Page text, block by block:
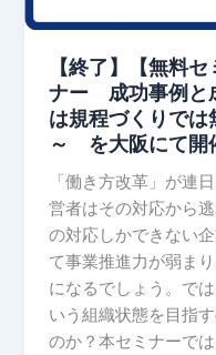
【終了】【無料
ナー 成功事例と
は規程づくりで
～ を大阪にて開
「働き方改革」が連
営者はその対応から
の対応しかできない
て事業推進力が弱ま
になるでしょう。で
いう組織状態を目指
のか？本セミナーで
働
方
改
革
セ
ミ
ナ
ー
成
功
事
例